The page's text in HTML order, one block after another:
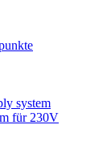
system
für 230V